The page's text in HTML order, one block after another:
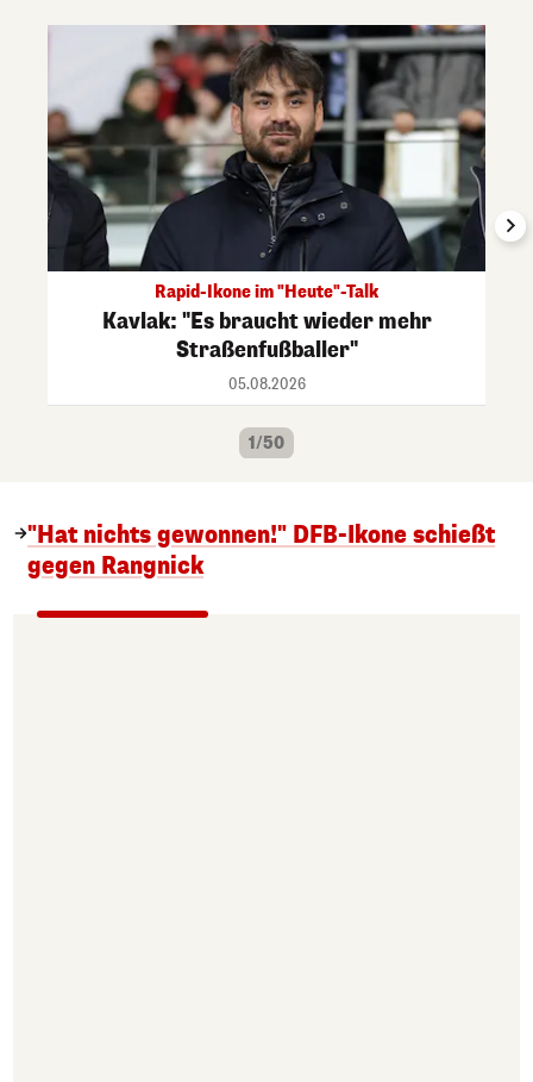
Rapid-Ikone im "Heute"-Talk
Kavlak: "Es braucht wieder mehr
Straßenfußballer"
05.08.2026
1/50
"Hat nichts gewonnen!" DFB-Ikone schießt
gegen Rangnick